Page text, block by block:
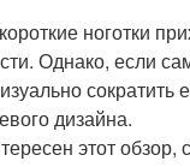
ноготки
Однако, если
сократить
дизайна.
этот